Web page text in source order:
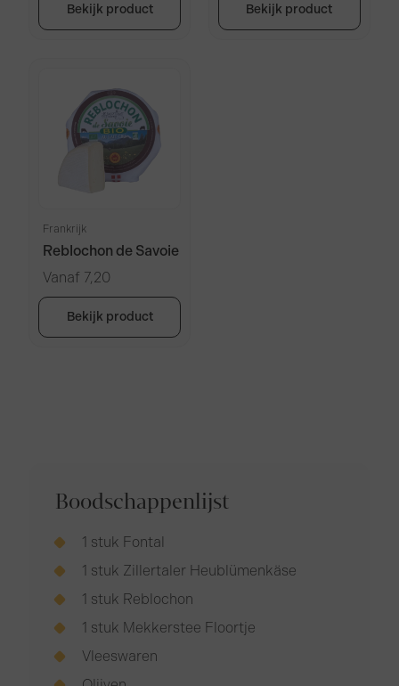
Bekijk product Bekijk product
Frankrijk
Reblochon de Savoie
Vanaf 7,20
Bekijk product
Boodschappenlijst
1 stuk Fontal
1 stuk Zillertaler Heublümenkäse
1 stuk Reblochon
1 stuk Mekkerstee Floortje
Vleeswaren